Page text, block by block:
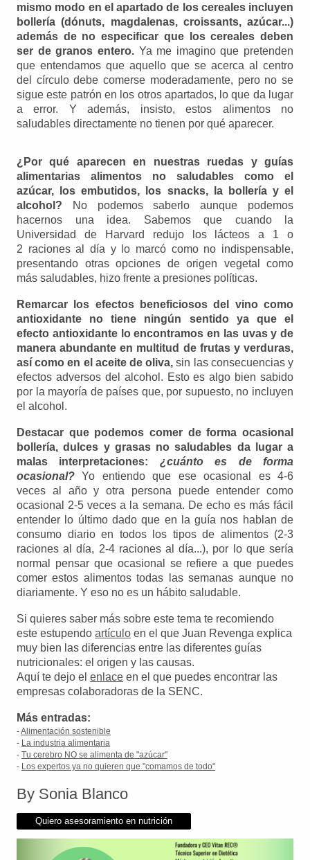
mismo modo en el apartado de los cereales incluyen
bollería (dónuts, magdalenas, croissants, azúcar...)
además de no especificar que los cereales deben
ser de granos entero.Ya me imagino que pretenden
que entendamos que aquello que se acerca al centro
del círculo debe comerse moderadamente, pero no se
sigue este patrón en los otros apartados, lo que da lugar
a error. Y además, insisto, estos alimentos no
saludables directamente no tienen por qué aparecer.
¿Por qué aparecen en nuestras ruedas y guías
alimentarias alimentos no saludables como el
azúcar, los embutidos, los snacks, la bollería y el
alcohol? No podemos saberlo aunque podemos
hacernos una idea. Sabemos que cuando la
Universidad de Harvard redujo los lácteos a 1 o
2 raciones al día y lo marcó como no indispensable,
presentando otras opciones de origen vegetal como
más saludables, hizo frente a presiones políticas.
Remarcar los efectos beneficiosos del vino como
antioxidante no tiene ningún sentido ya que el
efecto antioxidante lo encontramos en las uvas y de
manera abundante en multitud de frutas y verduras,
así como en el aceite de oliva, sin las consecuencias y
efectos adversos del alcohol. Esto es algo bien sabido
por la mayoría de países que, por supuesto, no incluyen
el alcohol.
Destacar que podemos comer de forma ocasional
bollería, dulces y grasas no saludables da lugar a
malas interpretaciones: ¿cuánto es de forma
ocasional? Yo entiendo que ese ocasional es 4-6
veces al año y otra persona puede entender como
ocasional 2-5 veces a la semana. De echo es más fácil
entender lo último dado que en la guía nos hablan de
consumo diario en todos los tipos de alimentos (2-3
raciones al día, 2-4 raciones al día...), por lo que sería
normal pensar que ocasional se refiere a que puedes
comer estos alimentos todas las semanas aunque no
diariamente. Y eso no es un hábito saludable.
Si quieres saber más sobre este tema te recomiendo
este estupendo artículo en el que Juan Revenga explica
muy bien las diferencias entre las diferentes guías
nutricionales: el origen y las causas.
Aquí te dejo el enlace en el que puedes encontrar las
empresas colaboradoras de la SENC.
Más entradas:
-Alimentación sostenible
- La industria alimentaria
- Tu cerebro NO se alimenta de "azúcar"
- Los expertos ya no quieren que "comamos de todo"
By Sonia Blanco
Quiero asesoramiento en nutrición